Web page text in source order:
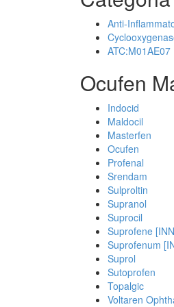
Anti-
ATC:M01AE07
Ocufen
Indocid
Maldocil
Masterfen
Ocufen
Profenal
Srendam
Sulproltin
Supranol
Suprocil
Suprofene
Suprofenum
Suprol
Sutoprofen
Topalgic
Voltaren